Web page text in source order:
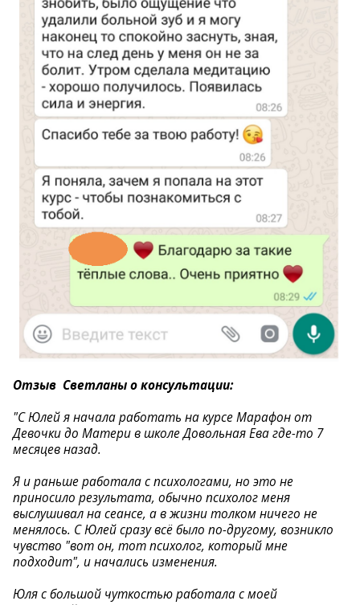
Отзыв Светланы о консультации:
"С Юлей я начала работать на курсе Марафон от
Девочки до Матери в школе Довольная Ева где-то 7
месяцев назад.
Я и раньше работала с психологами, но это не
приносило результата, обычно психолог меня
выслушивал на сеансе, а в жизни толком ничего не
менялось. С Юлей сразу всё было по-другому, возникло
чувство "вот он, тот психолог, который мне
подходит", и начались изменения.
Юля с большой чуткостью работала с моей